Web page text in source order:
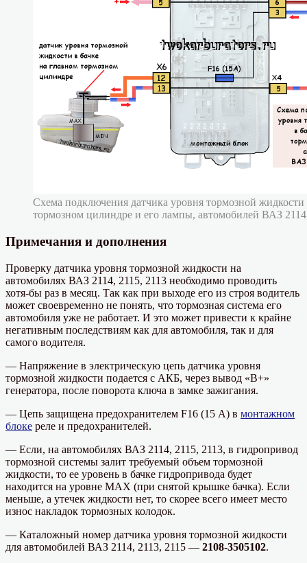
Схема подключения датчика уровня тормозной жидкости
тормозном цилиндре и его лампы, автомобилей ВАЗ
Примечания и дополнения
Проверку датчика уровня тормозной жидкости на
автомобилях ВАЗ 2114, 2115, 2113 необходимо проводить
хотя-бы раз в месяц. Так как при выходе его из строя водитель
может своевременно не понять, что тормозная система его
автомобиля уже не работает. И это может привести к крайне
негативным последствиям как для автомобиля, так и для
самого водителя.
— Напряжение в электрическую цепь датчика уровня
тормозной жидкости подается с АКБ, через вывод «В+»
генератора, после поворота ключа в замке зажигания.
— Цепь защищена предохранителем F16 (15 А) в монтажном
блоке реле и предохранителей.
— Если, на автомобилях ВАЗ 2114, 2115, 2113, в гидропривод
тормозной системы залит требуемый объем тормозной
жидкости, то ее уровень в бачке гидропривода будет
находится на уровне MAX (при снятой крышке бачка). Если
меньше, а утечек жидкости нет, то скорее всего имеет место
износ накладок тормозных колодок.
— Каталожный номер датчика уровня тормозной жидкости
для автомобилей ВАЗ 2114, 2113, 2115 — 2108-3505102.